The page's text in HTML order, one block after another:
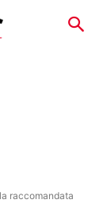
raccomandata